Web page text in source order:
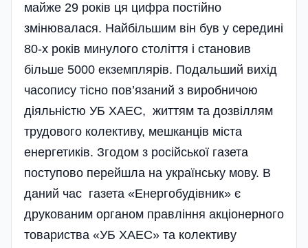
майже 29 років ця цифра постійно
змінювалася. Найбільшим він був у середині
80-х років минулого століття і становив
більше 5000 екземплярів. Подальший вихід
часопису тісно пов’язаний з виробничою
діяльністю УБ ХАЕС, життям та дозвіллям
трудового колективу, мешканців міста
енергетиків. Згодом з російської газета
поступово перейшла на українську мову. В
даний час газета «Енергобудівник» є
друкованим органом правління акціонерного
товариства «УБ ХАЕС» та колективу